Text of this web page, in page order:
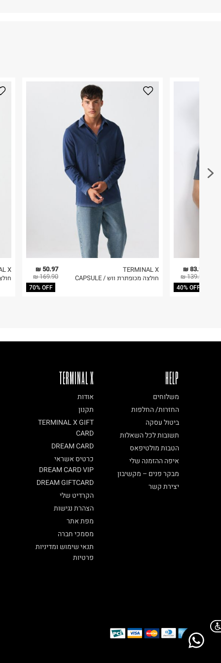
X
50.97 ₪
169.90 ₪
70% OFF
TERMINAL X
חולצה מכופתרת ווש / CAPSULE
83.94 ₪
139.90 ₪
40% OFF
TERMINAL X
אודות
תקנון
TERMINAL X GIFT
CARD
DREAM CARD
כרטיס אשראי
DREAM CARD VIP
DREAM GIFTCARD
הקרדיט שלי
הצהרת נגישות
מפת אתר
מסמכי חברה
תנאי שימוש ומדיניות
פרטיות
HELP
משלוחים
החזרות/ החלפות
ביטול עסקה
תשובות לכל השאלות
הטבות מולטיפאס
איפה ההזמנה שלי
מבקר פנים – מקשיבון
יצירת קשר
Chat on WhatsApp